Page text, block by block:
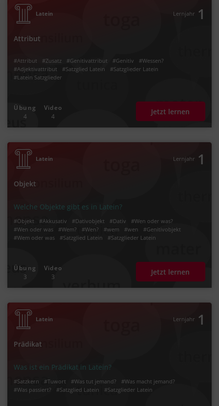
Latein Lernjahr 1
Attribut
#Attribut #Zusatz #Genitivattribut #Genitiv
#Wessen?
#Adjektivattribut
#Satzglied Latein
#Satzglieder Latein
#Latein Satzglieder
Übung
4
Video
4
Jetzt lernen
Latein Lernjahr 1
Objekt
Welche Objekte gibt es in Latein?
#Objekt #Akkusativ #Dativobjekt #Dativ
#Wen oder was?
#Wen oder was
#Wem? #Wen? #wem #wen
#Genitivobjekt
#Wem oder was
#Satzglied Latein #Satzglieder Latein
Übung
3
Video
3
Jetzt lernen
Latein Lernjahr 1
Prädikat
Was ist ein Prädikat in Latein?
#Satzkern #Tuwort #Was tut jemand?
#Was macht jemand?
#Was passiert?
#Satzglied Latein #Satzglieder Latein